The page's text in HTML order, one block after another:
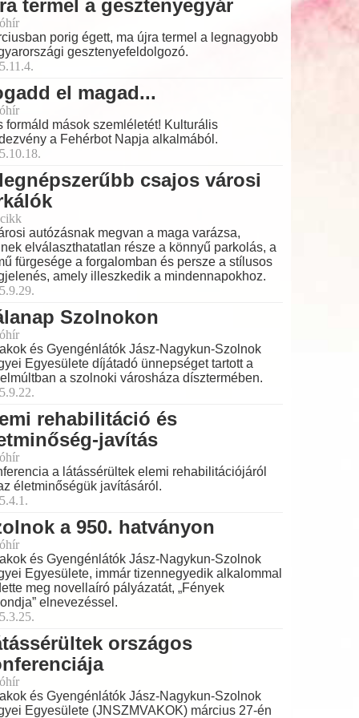
termel a gesztenyegyár
porig égett, ma újra termel a legnagyobb
gesztenyefeldolgozó.
el magad...
formáld mások szemléletét! Kulturális
a Fehérbot Napja alkalmából.
csajos városi
autózásnak megvan a maga varázsa,
elválaszthatatlan része a könnyű parkolás, a
fürgesége a forgalomban és persze a stílusos
amely illeszkedik a mindennapokhoz.
Szolnokon
és Gyengénlátók Jász-Nagykun-Szolnok
Egyesülete díjátadó ünnepséget tartott a
a szolnoki városháza dísztermében.
rehabilitáció és
javítás
a látássérültek elemi rehabilitációjáról
életminőségük javításáról.
a 950. hatványon
és Gyengénlátók Jász-Nagykun-Szolnok
Egyesülete, immár tizennegyedik alkalommal
meg novellaíró pályázatát, „Fények
elnevezéssel.
országos
és Gyengénlátók Jász-Nagykun-Szolnok
Egyesülete (JNSZMVAKOK) március 27-én